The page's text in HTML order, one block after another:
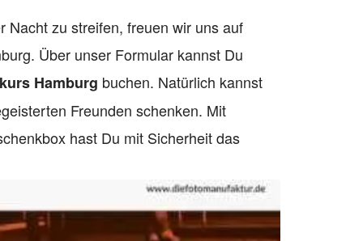
Nacht zu streifen, freuen wir uns auf
Über unser Formular kannst Du
Hamburg buchen. Natürlich kannst
Freunden schenken. Mit
hast Du mit Sicherheit das